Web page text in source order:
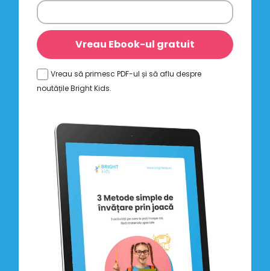
Vreau să primesc PDF-ul și să aflu despre
noutățile Bright Kids.
Vreau Ebook-ul gratuit